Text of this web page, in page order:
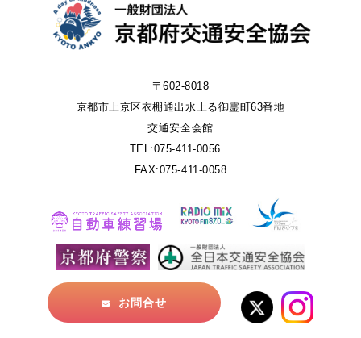
〒602-8018
京都市上京区衣棚通出水上る御霊町63番地
交通安全会館
TEL:075-411-0056
FAX:075-411-0058
お問合せ